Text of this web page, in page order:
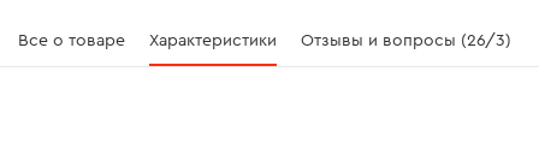
Все о товаре Характеристики Отзывы и вопросы (26/3)